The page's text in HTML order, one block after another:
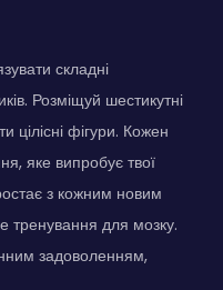
складні
Розміщуй шестикутні
фігури. Кожен
яке випробує твої
з кожним новим
тренування для мозку.
задоволенням,